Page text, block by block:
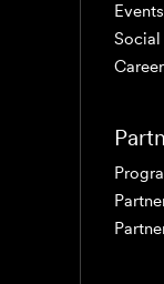
Social
Career